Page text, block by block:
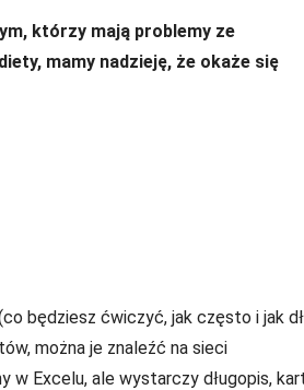
którzy mają problemy ze
mamy nadzieję, że okaże się
będziesz ćwiczyć, jak często i jak
można je znaleźć na sieci
w Excelu, ale wystarczy długopis,